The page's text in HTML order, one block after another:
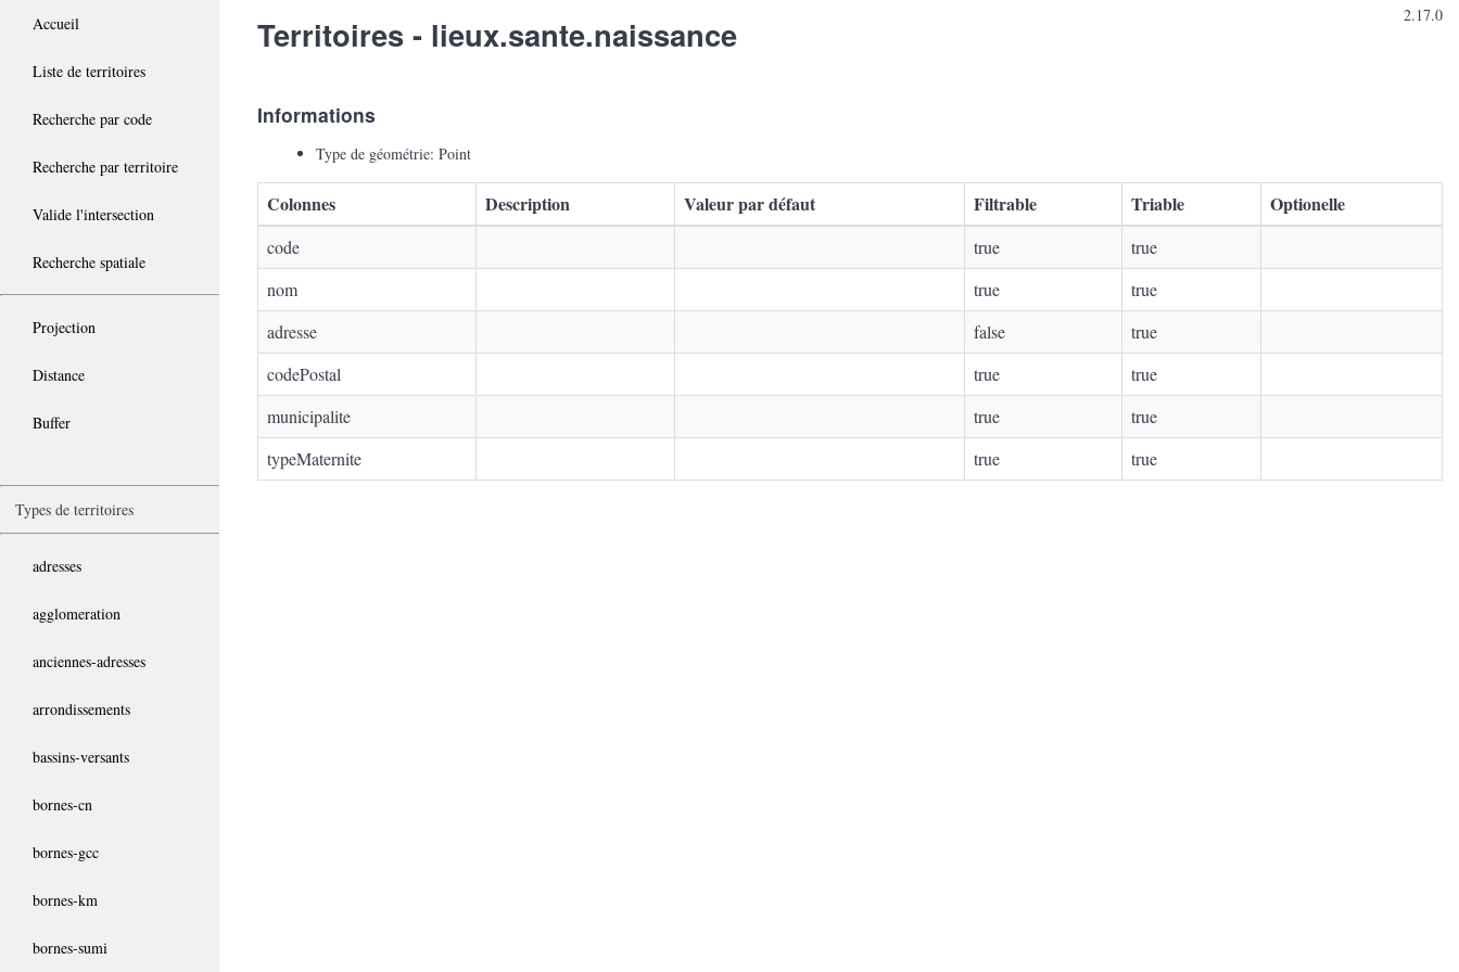
Accueil
Liste de territoires
Recherche par code
Recherche par territoire
Valide l'intersection
Recherche spatiale
Projection
Distance
Buffer
Types de territoires
adresses
agglomeration
anciennes-adresses
arrondissements
bassins-versants
bornes-cn
bornes-gcc
bornes-km
bornes-sumi
2.17.0
Territoires - lieux.sante.naissance
Informations
Type de géométrie: Point
Colonnes Description Valeur par défaut Filtrable Triable Optionelle
code true
true
nom
true
true
adresse
false
true
codePostal
true
true
municipalite
true
true
typeMaternite
true true